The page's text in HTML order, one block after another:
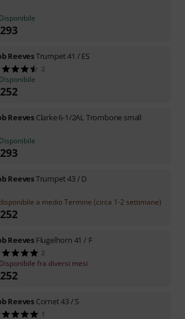
Disponibile
293
ReevesTrumpet 41 / ES
2
Disponibile
252
Reeves Clarke 6-1/2AL Trombone small
Disponibile
293
ReevesTrumpet 43 / D
disponibile a medio Termine (circa 1-2 settimane)
252
Reeves Flugelhorn 41 / F
2
Disponibile fra diversi mesi
252
Reeves Cornet 43 / S
1